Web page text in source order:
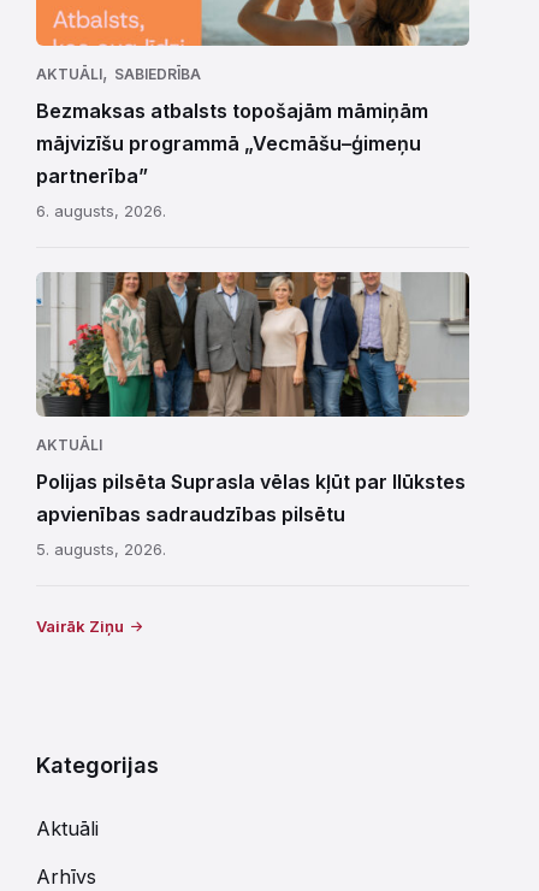
AKTUĀLI, SABIEDRĪBA
Bezmaksas atbalsts topošajām māmiņām
mājvizīšu programmā „Vecmāšu–ģimeņu
partnerība”
6. augusts, 2026.
AKTUĀLI
Polijas pilsēta Suprasla vēlas kļūt par Ilūkstes
apvienības sadraudzības pilsētu
5. augusts, 2026.
Vairāk Ziņu
Kategorijas
Aktuāli
Arhīvs